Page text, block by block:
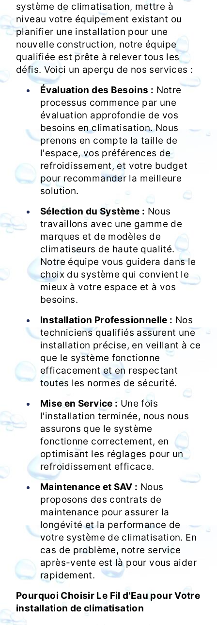
système de climatisation, mettre à
niveau votre équipement existant ou
planifier une installation pour une
nouvelle construction, notre équipe
qualifiée est prête à relever tous les
défis. Voici un aperçu de nos services :
Évaluation des Besoins : Notre
processus commence par une
évaluation approfondie de vos
besoins en climatisation. Nous
prenons en compte la taille de
l'espace, vos préférences de
refroidissement, et votre budget
pour recommander la meilleure
solution.
Sélection du Système : Nous
travaillons avec une gamme de
marques et de modèles de
climatiseurs de haute qualité.
Notre équipe vous guidera dans le
choix du système qui convient le
mieux à votre espace et à vos
besoins.
Installation Professionnelle : Nos
techniciens qualifiés assurent une
installation précise, en veillant à ce
que le système fonctionne
efficacement et en respectant
toutes les normes de sécurité.
Mise en Service : Une fois
l'installation terminée, nous nous
assurons que le système
fonctionne correctement, en
optimisant les réglages pour un
refroidissement efficace.
Maintenance et SAV : Nous
proposons des contrats de
maintenance pour assurer la
longévité et la performance de
votre système de climatisation. En
cas de problème, notre service
après-vente est là pour vous aider
rapidement.
Pourquoi Choisir Le Fil d'Eau pour Votre
installation de climatisation